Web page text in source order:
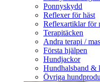
Ponnyskydd
Reflexer för häst
Reflexartiklar för
Terapitäcken
Andra terapi /
Första hjälpen
Hundjackor
Hundhalsband &
Övriga